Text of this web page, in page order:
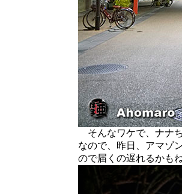
そんなワケで、ナナ
なので、昨日、アマゾ
ので届くの遅れるかもね